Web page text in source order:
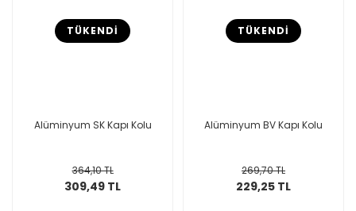
TÜKENDİ
Alüminyum SK Kapı Kolu
364,10 TL
309,49 TL
TÜKENDİ
Alüminyum BV Kapı Kolu
269,70 TL
229,25 TL